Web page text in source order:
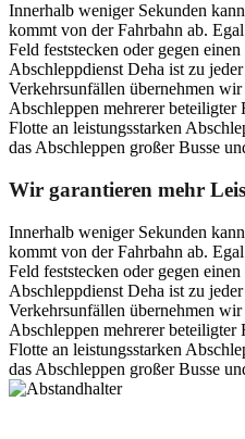
Innerhalb weniger Sekunden
kommt von der Fahrbahn ab.
Feld feststecken oder gegen
Abschleppdienst Deha ist zu
Verkehrsunfällen übernehmen
Abschleppen mehrerer beteiligter
Flotte an leistungsstarken
das Abschleppen großer Busse
Wir garantieren mehr
Innerhalb weniger Sekunden
kommt von der Fahrbahn ab.
Feld feststecken oder gegen
Abschleppdienst Deha ist zu
Verkehrsunfällen übernehmen
Abschleppen mehrerer beteiligter
Flotte an leistungsstarken
das Abschleppen großer Busse